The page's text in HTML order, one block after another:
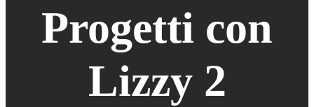
Progetti con
Lizzy 2